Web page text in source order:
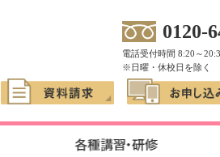
0120-
電話受付時間 8:20～
※日曜・休校日を除く